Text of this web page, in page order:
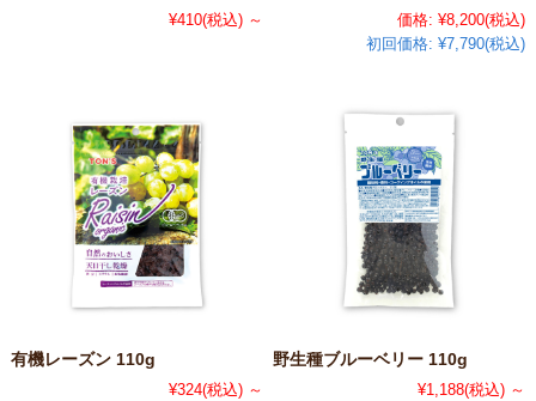
¥410(税込) ～
価格: ¥8,200(税込)
初回価格: ¥7,790(税込)
有機レーズン 110g
¥324(税込) ～
野生種ブルーベリー 110g
¥1,188(税込) ～